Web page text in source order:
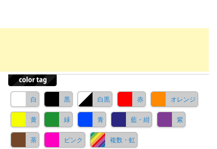
白 黒 白黒 赤 オレンジ
黄 緑 青 藍・紺 紫
茶 ピンク 複数・虹